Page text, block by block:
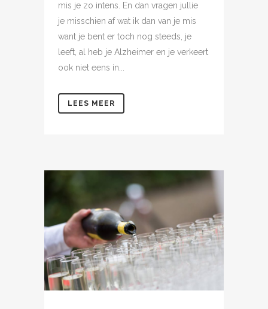
mis je zo intens. En dan vragen jullie
je misschien af wat ik dan van je mis
want je bent er toch nog steeds, je
leeft, al heb je Alzheimer en je verkeert
ook niet eens in...
LEES MEER